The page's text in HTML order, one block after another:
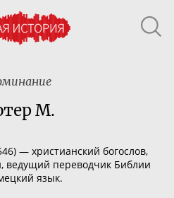
М.
6) — христианский богослов,
ведущий переводчик Библии
язык.